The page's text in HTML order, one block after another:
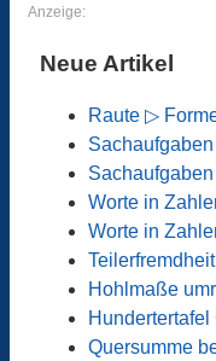
Anzeige:
Neue Artikel
Raute ▷
Worte in
Worte in
Hohlmaße
Quersumme